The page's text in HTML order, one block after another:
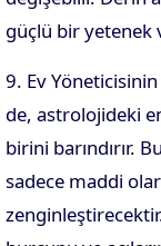
güçlü bir yetenek
9. Ev
de, astrolojideki
birini barındırır.
sadece maddi